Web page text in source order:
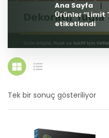
Ana Sayfa
Ürünler “Limit
etiketlendi
Tek bir sonuç gösteriliyor